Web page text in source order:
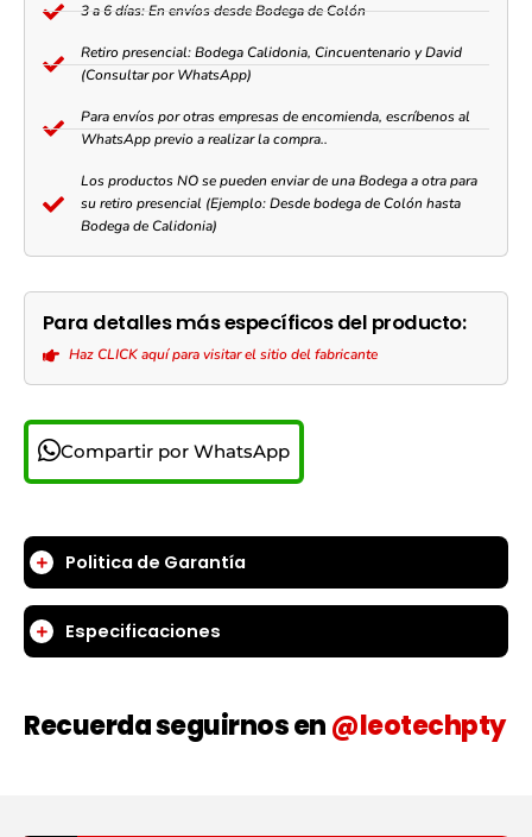
3 a 6 días: En envíos desde Bodega de Colón
Retiro presencial: Bodega Calidonia, Cincuentenario y David
(Consultar por WhatsApp)
Para envíos por otras empresas de encomienda, escríbenos al
WhatsApp previo a realizar la compra..
Los productos NO se pueden enviar de una Bodega a otra para
su retiro presencial (Ejemplo: Desde bodega de Colón hasta
Bodega de Calidonia)
Para detalles más específicos del producto:
Haz CLICK aquí para visitar el sitio del fabricante
Compartir por WhatsApp
Politica de Garantía
Especificaciones
Recuerda seguirnos en@leotechpty